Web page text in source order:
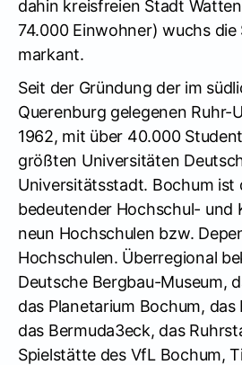
dahin kreisfreien Stadt
74.000 Einwohner) wuchs die
markant.
Seit der Gründung der im
Querenburg gelegenen Ruhr-
1962, mit über 40.000
größten Universitäten
Universitätsstadt. Bochum ist
bedeutender Hochschul- und
neun Hochschulen bzw.
Hochschulen. Überregional
Deutsche Bergbau-Museum,
das Planetarium Bochum, das
das Bermuda3eck, das
Spielstätte des VfL Bochum,